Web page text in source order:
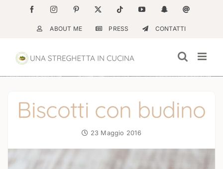
contenuto
FacebookInstagramPinterest Tiktok YouTubeSnapchatEmail
ABOUT ME PRESS CONTATTI
Biscotti con budino
23 Maggio 2016